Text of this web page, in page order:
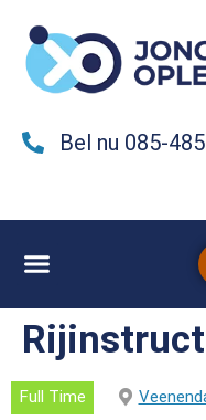
Bel nu 085-
Full Time